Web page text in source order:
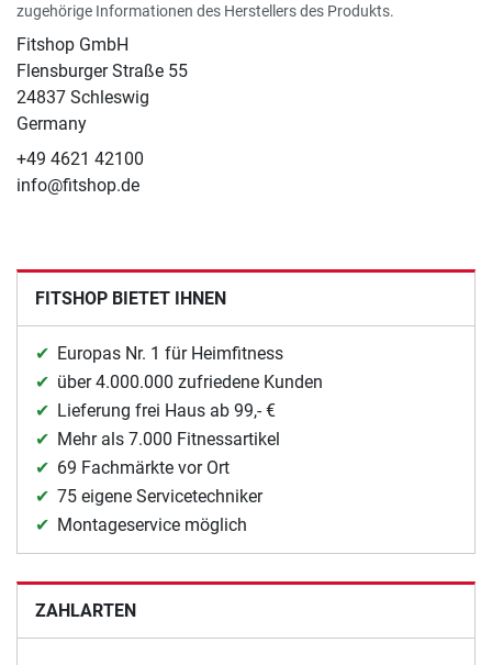
zugehörige Informationen des Herstellers des Produkts.
Fitshop GmbH
Flensburger Straße 55
24837 Schleswig
Germany
+49 4621 42100
info@fitshop.de
FITSHOP BIETET IHNEN
Europas Nr. 1 für Heimfitness
über 4.000.000 zufriedene Kunden
Lieferung frei Haus ab 99,- €
Mehr als 7.000 Fitnessartikel
69 Fachmärkte vor Ort
75 eigene Servicetechniker
Montageservice möglich
ZAHLARTEN